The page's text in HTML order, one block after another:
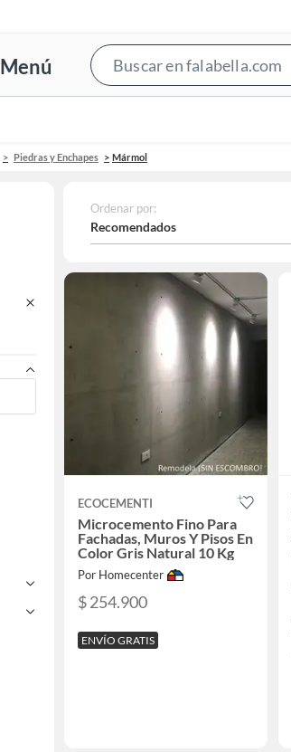
Menú
Piedras y Enchapes Mármol
Ordenar por:
Recomendados
ECOCEMENTI
Microcemento Fino Para
Fachadas, Muros Y Pisos En
Color Gris Natural 10 Kg
Por Homecenter
$ 254.900
ENVÍO GRATIS